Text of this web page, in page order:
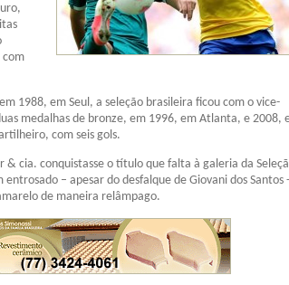
com
1988, em Seul, a seleção brasileira ficou com o vice-
medalhas de bronze, em 1996, em Atlanta, e 2008,
com seis gols.
& cia. conquistasse o título que falta à galeria da
– apesar do desfalque de Giovani dos Santos
de maneira relâmpago.